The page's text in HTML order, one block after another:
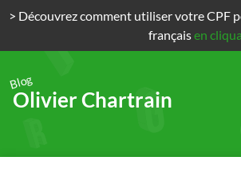
> Découvrez comment utiliser votre CPF
françaisen
Blog
Olivier Chartrain